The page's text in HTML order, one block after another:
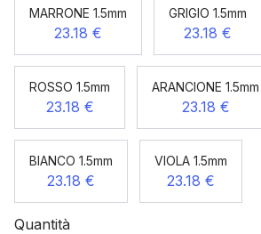
MARRONE 1.5mm
23.18 €
GRIGIO 1.5mm
23.18 €
ROSSO 1.5mm
23.18 €
ARANCIONE 1.5mm
23.18 €
BIANCO 1.5mm
23.18 €
VIOLA 1.5mm
23.18 €
Quantità